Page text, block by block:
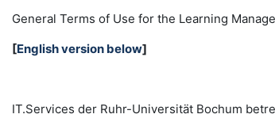
General Terms of Use for the Learning M
[English version below]
IT.Services der Ruhr-Universität Bochum